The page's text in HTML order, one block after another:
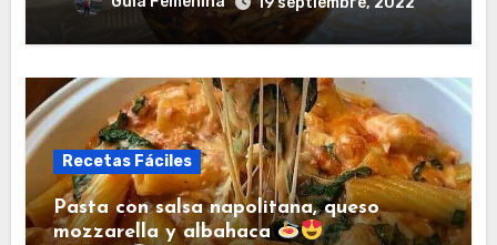
Recetas Fáciles
Pasta con salsa napolitana, queso
mozzarella y albahaca